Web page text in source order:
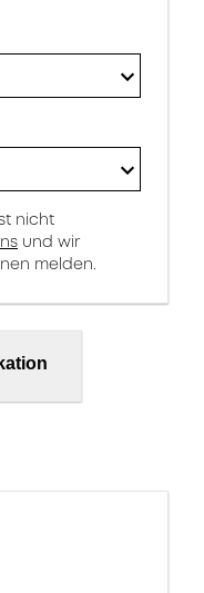
nicht
und wir
melden.